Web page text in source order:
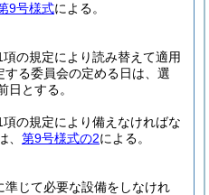
9号様式による。
の規定により読み替えて適用
る委員会の定める日は、選
日とする。
の規定により備えなければな
、 第9号様式の2による。
準じて必要な設備をしなけれ